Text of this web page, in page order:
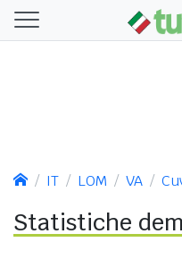
IT LOM VA
Statistiche